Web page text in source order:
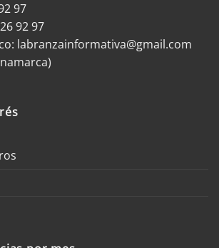
97
92 97
labranzainformativa@gmail.com